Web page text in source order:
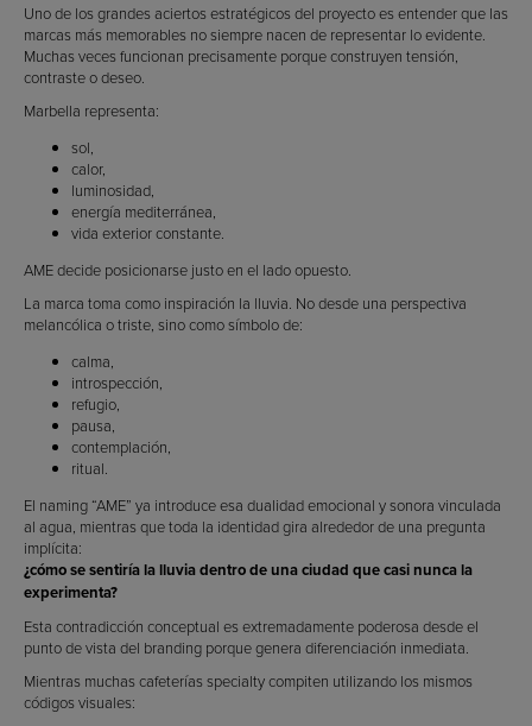
Uno de los grandes aciertos estratégicos del proyecto es entender que las
marcas más memorables no siempre nacen de representar lo evidente.
Muchas veces funcionan precisamente porque construyen tensión,
contraste o deseo.
Marbella representa:
sol,
calor,
luminosidad,
energía mediterránea,
vida exterior constante.
AME decide posicionarse justo en el lado opuesto.
La marca toma como inspiración la lluvia. No desde una perspectiva
melancólica o triste, sino como símbolo de:
calma,
introspección,
refugio,
pausa,
contemplación,
ritual.
El naming “AME” ya introduce esa dualidad emocional y sonora vinculada
al agua, mientras que toda la identidad gira alrededor de una pregunta
implícita:
¿cómo se sentiría la lluvia dentro de una ciudad que casi nunca la
experimenta?
Esta contradicción conceptual es extremadamente poderosa desde el
punto de vista del branding porque genera diferenciación inmediata.
Mientras muchas cafeterías specialty compiten utilizando los mismos
códigos visuales: